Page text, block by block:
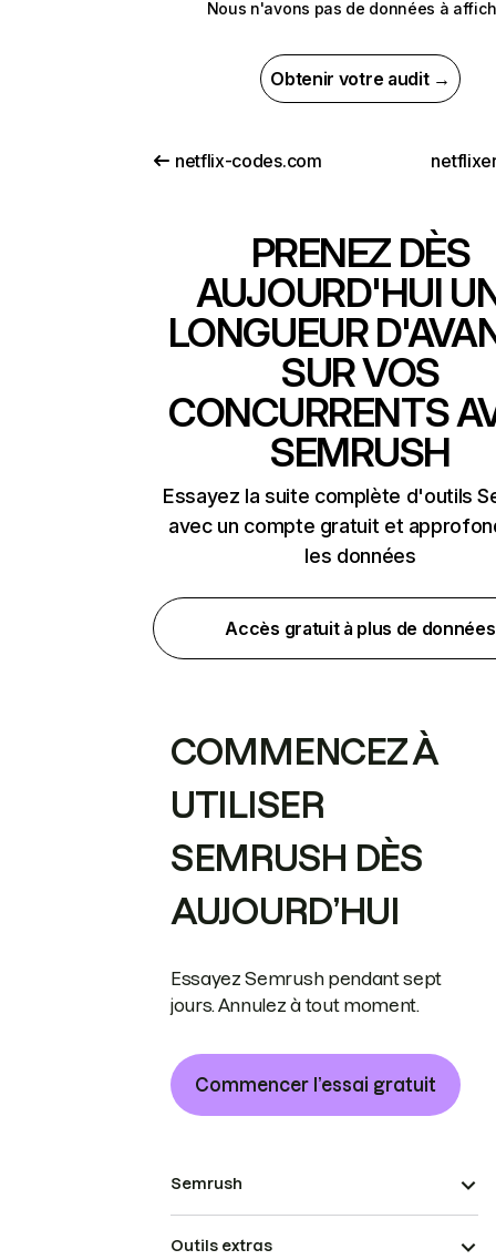
Nous n'avons pas de données à
Obtenir votre audit →
netflix-codes.com
PRENEZ DÈS
AUJOURD'HUI
LONGUEUR
SUR VOS
CONCURRENTS
SEMRUSH
Essayez la suite complète d'outils
avec un compte gratuit et
les données
Accès gratuit à plus de données
COMMENCEZ À
UTILISER
SEMRUSH DÈS
AUJOURD’HUI
Essayez Semrush pendant sept
jours. Annulez à tout moment.
Commencer l’essai gratuit
Semrush
Outils extras